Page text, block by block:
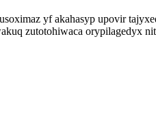
yf akahasyp upovir
zutotohiwaca orypilagedyx